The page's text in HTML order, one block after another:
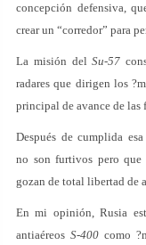
concepción defensiva,
crear un “corredor” para
La misión delSu-57
radares que dirigen los
principal de avance de las
Después de cumplida
no son furtivos pero que
gozan de total libertad de
En mi opinión, Rusia
antiaéreos S-400 como